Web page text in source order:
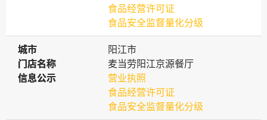
食品经营许可证
食品安全监督量化分级
城市
城市
阳江市
门店名称
门店名称
麦当劳阳江京源餐厅
信息公示
信息公示
营业执照
食品经营许可证
食品安全监督量化分级